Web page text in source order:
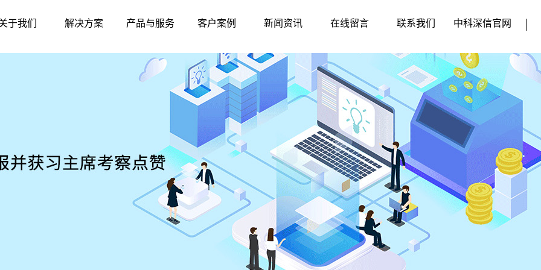
于我们
司简介
解决方案
智慧农贸
产品与服务
硬件中心
软件中心
客户案例
标杆案例
华南地区
东北地区
华东地区
华北地区
西北地区
西南地区
华中地区
新闻资讯
企业动态
行业新闻
媒体动态
在线留言 联系我们 中科深信官网